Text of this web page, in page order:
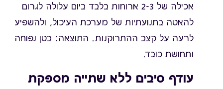
אכילה של 2-3 ארוחות בלבד ביום עלולה לגרום
להאטה בתנועתיות של מערכת העיכול, ולהשפיע
לרעה על קצב ההתרוקנות. התוצאה: בטן נפוחה
ותחושת כובד.
עודף סיבים ללא שתייה מספקת